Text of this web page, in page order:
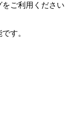
ご利用ください
す。